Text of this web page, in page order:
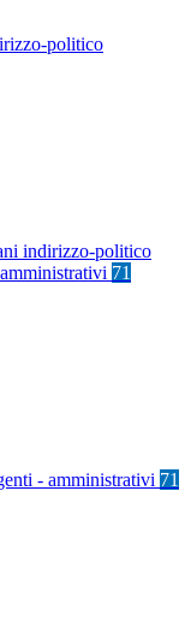
politico
indirizzo-politico
71
- amministrativi 71